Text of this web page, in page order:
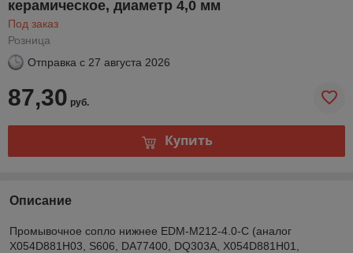
керамическое, диаметр 4,0 мм
Под заказ
Розница
Отправка с 27 августа 2026
87,30 руб.
Купить
Описание
Промывочное сопло нижнее EDM-M212-4.0-C (аналог
X054D881H03, S606, DA77400, DQ303A, X054D881H01,